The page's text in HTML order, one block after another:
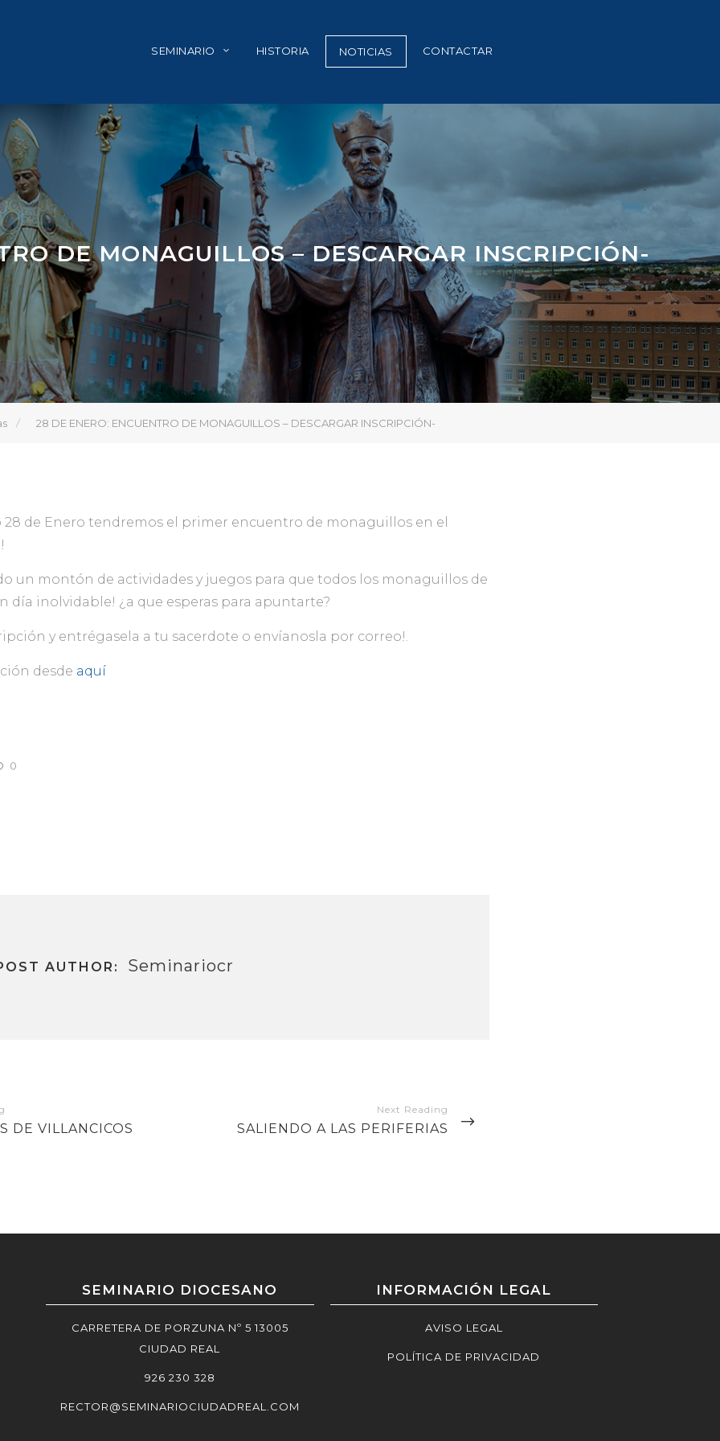
SEMINARIO HISTORIA NOTICIAS CONTACTAR
DE MONAGUILLOS – DESCARGAR INSCRIPCIÓN-
28 DE ENERO: ENCUENTRO DE MONAGUILLOS – DESCARGAR INSCRIPCIÓN-
28 de Enero tendremos el primer encuentro de monaguillos en el
un montón de actividades y juegos para que todos los monaguillos de
día inolvidable! ¿a que esperas para apuntarte?
y entrégasela a tu sacerdote o envíanosla por correo!.
desde aquí
0
AUTHOR: Seminariocr
DE VILLANCICOS
NEXT
SALIENDO A LAS PERIFERIAS
SEMINARIO DIOCESANO
CARRETERA DE PORZUNA Nº 5 13005
CIUDAD REAL
926 230 328
RECTOR@SEMINARIOCIUDADREAL.COM
INFORMACIÓN LEGAL
AVISO LEGAL
POLÍTICA DE PRIVACIDAD